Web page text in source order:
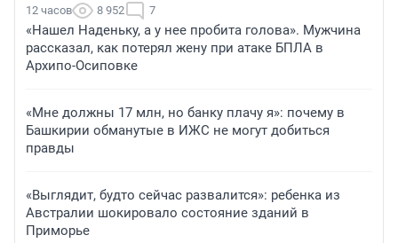
12 часов 8 952 7
«Нашел Наденьку, а у нее пробита голова». Мужчина
рассказал, как потерял жену при атаке БПЛА в
Архипо-Осиповке
«Мне должны 17 млн, но банку плачу я»: почему в
Башкирии обманутые в ИЖС не могут добиться
правды
«Выглядит, будто сейчас развалится»: ребенка из
Австралии шокировало состояние зданий в
Приморье